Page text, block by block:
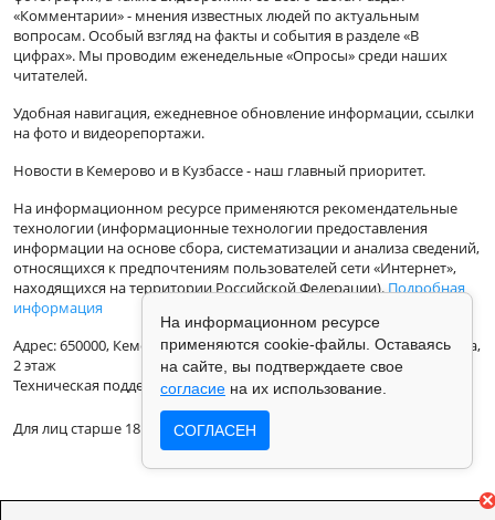
«Комментарии» - мнения известных людей по актуальным
вопросам. Особый взгляд на факты и события в разделе «В
цифрах». Мы проводим еженедельные «Опросы» среди наших
читателей.
Удобная навигация, ежедневное обновление информации, ссылки
на фото и видеорепортажи.
Новости в Кемерово и в Кузбассе - наш главный приоритет.
На информационном ресурсе применяются рекомендательные
технологии (информационные технологии предоставления
информации на основе сбора, систематизации и анализа сведений,
относящихся к предпочтениям пользователей сети «Интернет»,
находящихся на территории Российской Федерации).Подробная
информация
Адрес: 650000, Кемеровская Область, г.Кемерово, ул.Кузбасская 33а,
2 этаж
Техническая поддержка: support@vse42.ru
Для лиц старше 18 лет.
На информационном ресурсе
применяются cookie-файлы. Оставаясь
на сайте, вы подтверждаете свое
согласие на их использование.
СОГЛАСЕН